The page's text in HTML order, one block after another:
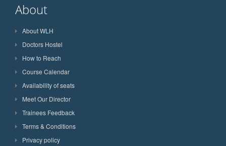
About
About WLH
Doctors Hostel
How to Reach
Course Calendar
Availability of seats
Meet Our Director
Trainees Feedback
Terms & Conditions
Privacy policy